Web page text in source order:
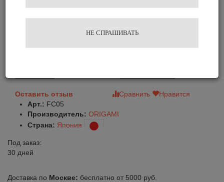
Оригами кольцо воронки
япония Origami
Оставить отзыв Сравнить
Нравится
Арт.: FC05
Производитель: ORIGAMI
Страна: Япония
Под заказ:
30 дней
Доставка по Москве: бесплатно от 5000 руб.
НЕ СПРАШИВАТЬ